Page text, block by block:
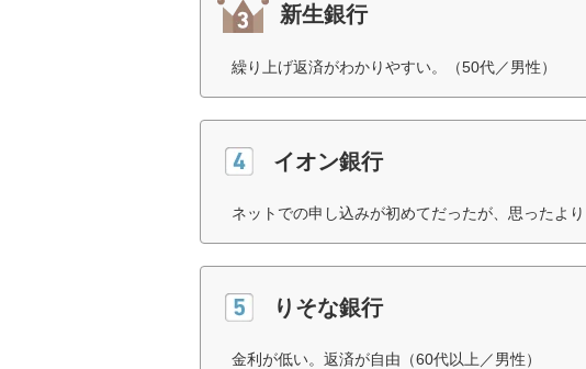
新生銀行
繰り上げ返済がわかりやすい。（50代／男性）
イオン銀行
ネットでの申し込みが初めてだったが、思ったよ
りそな銀行
金利が低い。返済が自由（60代以上／男性）